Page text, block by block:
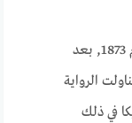
العصر المذهب: تم نشرها عام 1873, بعد
الرواية
في ذلك